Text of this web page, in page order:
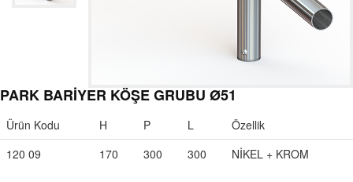
PARK BARİYER KÖŞE GRUBU Ø51
Ürün Kodu H P L
Özellik
120 09
170 300 300 NİKEL + KROM